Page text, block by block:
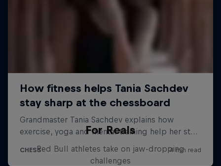
For Reals
Red Bull athletes take on jaw-dropping
challenges